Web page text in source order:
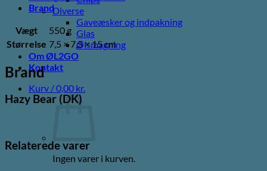
Diverse
Gaveæsker og indpakning
Glas
Ølsmagning
Om ØL2GO
Kontakt
Kurv /0,00 kr.
Ingen varer i kurven.
Brand
Vægt
550 g
Størrelse 7,5 × 7,5 × 15 cm
Brand
Hazy Bear (DK)
Relaterede varer